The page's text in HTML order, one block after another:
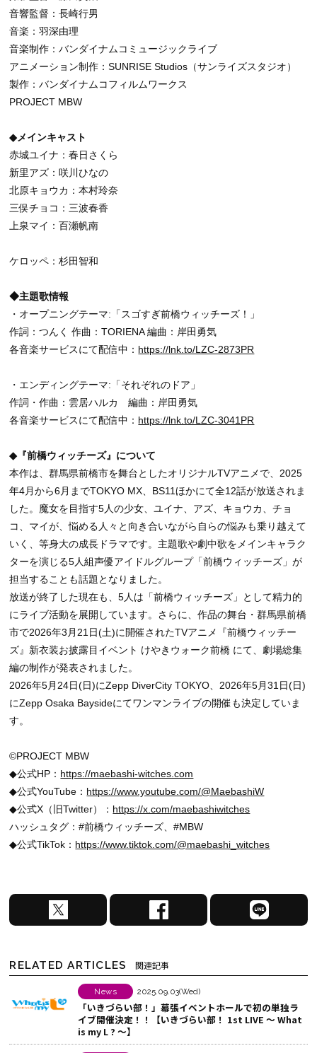
音響監督：長崎行男
音楽：羽深由理
音楽制作：バンダイナムコミュージックライブ
アニメーション制作：SUNRISE Studios（サンライズスタジオ）
製作：バンダイナムコフィルムワークス
PROJECT MBW
◆メインキャスト
赤城ユイナ：春日さくら
新里アズ：咲川ひなの
北原キョウカ：本村玲奈
三俣チョコ：三波春香
上泉マイ：百瀬帆南
ケロッペ：杉田智和
◆主題歌情報
・オープニングテーマ:「スゴすぎ前橋ウィッチーズ！」
作詞：つんく 作曲：TORIENA 編曲：岸田勇気
各音楽サービスにて配信中： https://lnk.to/LZC-2873PR
・エンディングテーマ:「それぞれのドア」
作詞・作曲：雲居ハルカ 編曲：岸田勇気
各音楽サービスにて配信中： https://lnk.to/LZC-3041PR
◆『前橋ウィッチーズ』について
本作は、群馬県前橋市を舞台としたオリジナルTVアニメで、2025
年4月から6月までTOKYO MX、BS11ほかにて全12話が放送されま
した。魔女を目指す5人の少女、ユイナ、アズ、キョウカ、チョ
コ、マイが、悩める人々と向き合いながら自らの悩みも乗り越えて
いく、等身大の成長ドラマです。主題歌や劇中歌をメインキャラク
ターを演じる5人組声優アイドルグループ「前橋ウィッチーズ」が
担当することも話題となりました。
放送が終了した現在も、5人は「前橋ウィッチーズ」として精力的
にライブ活動を展開しています。さらに、作品の舞台・群馬県前橋
市で2026年3月21日(土)に開催されたTVアニメ『前橋ウィッチー
ズ』新衣装お披露目イベント けやきウォーク前橋 にて、劇場総集
編の制作が発表されました。
2026年5月24日(日)にZepp DiverCity TOKYO、2026年5月31日(日)
にZepp Osaka Baysideにてワンマンライブの開催も決定していま
す。
©PROJECT MBW
◆公式HP： https://maebashi-witches.com
◆公式YouTube： https://www.youtube.com/@MaebashiW
◆公式X（旧Twitter）： https://x.com/maebashiwitches
ハッシュタグ：#前橋ウィッチーズ、#MBW
◆公式TikTok： https://www.tiktok.com/@maebashi_witches
X
で
ア
る
F
a
b
o
o
k
で
L
I
ェ
ア
す
RELATED ARTICLES 関連記事
News 2025.09.03(Wed)
「いきづらい部！」幕張イベントホールで初の単独ラ
イブ開催決定！！【いきづらい部！ 1st LIVE ～ What
is my L ? ～】